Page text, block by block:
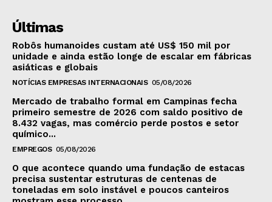
Últimas
Robôs humanoides custam até US$ 150 mil por
unidade e ainda estão longe de escalar em fábricas
asiáticas e globais
NOTÍCIAS EMPRESAS INTERNACIONAIS 05/08/2026
Mercado de trabalho formal em Campinas fecha
primeiro semestre de 2026 com saldo positivo de
8.432 vagas, mas comércio perde postos e setor
químico...
EMPREGOS 05/08/2026
O que acontece quando uma fundação de estacas
precisa sustentar estruturas de centenas de
toneladas em solo instável e poucos canteiros